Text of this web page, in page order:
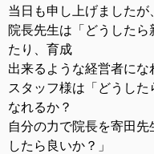
当日も申し上げましたが
院長先生は「どうした
たり、育成
出来るような経営者にな
スタッフ様は「どうし
なれるか？
自分の力で院長を寄田
したら良いか？」